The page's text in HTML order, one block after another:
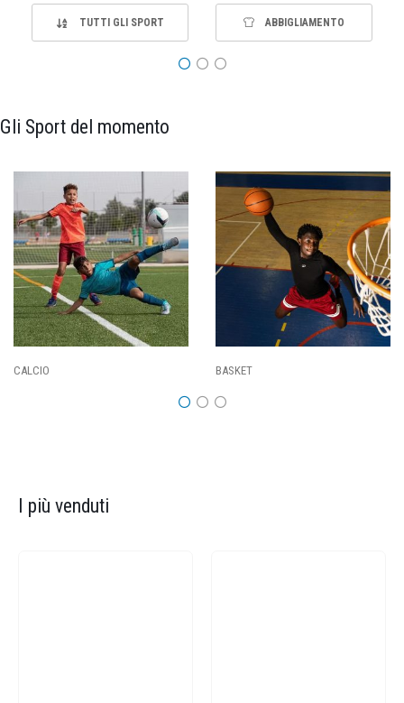
TUTTI GLI SPORT ABBIGLIAMENTO
Gli Sport del momento
PALLAVOLO RUGBY
I più venduti